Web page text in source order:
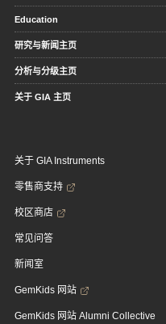
Education
研究与新闻主页
分析与分级主页
关于 GIA 主页
关于 GIA Instruments
零售商支持
校区商店
常见问答
新闻室
GemKids 网站
GemKids 网站 Alumni Collective